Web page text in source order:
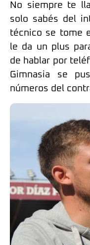
No siempre te
solo sabés del
técnico se tome
le da un plus
de hablar por
Gimnasia se
números del